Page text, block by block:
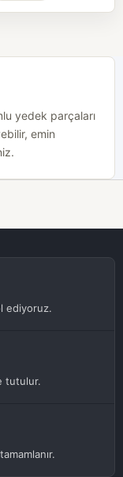
yedek parçaları
emin
ediyoruz.
tutulur.